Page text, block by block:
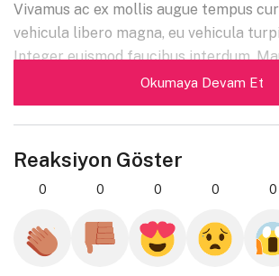
Vivamus ac ex mollis augue tempus
vehicula libero magna, eu vehicula
Integer euismod faucibus interdum.
posuere, malesuada nibh a, pulvinar
ut elit tempus vulputate. Phasellus
faucibus sem gravida, vitae
Nam finibus mauris eget hendrerit
Suspendisse aliquam nunc non
Nam auctor sapien sem, sit amet
tincidunt non.Curabitur sed suscipit
dui. Nunc iaculis ipsum vitae mi
Okumaya Devam Et
Reaksiyon Göster
0 0 0 0 0